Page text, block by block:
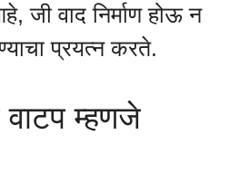
जी वाद निर्माण होऊ न
प्रयत्न करते.
म्हणजे